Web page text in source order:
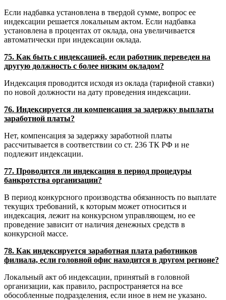
Если надбавка установлена в твердой сумме, вопрос ее
индексации решается локальным актом. Если надбавка
установлена в процентах от оклада, она увеличивается
автоматически при индексации оклада.
75. Как быть с индексацией, если работник переведен на
другую должность с более низким окладом?
Индексация проводится исходя из оклада (тарифной ставки)
по новой должности на дату проведения индексации.
76. Индексируется ли компенсация за задержку выплаты
заработной платы?
Нет, компенсация за задержку заработной платы
рассчитывается в соответствии со ст. 236 ТК РФ и не
подлежит индексации.
77. Проводится ли индексация в период процедуры
банкротства организации?
В период конкурсного производства обязанность по выплате
текущих требований, к которым может относиться и
индексация, лежит на конкурсном управляющем, но ее
проведение зависит от наличия денежных средств в
конкурсной массе.
78. Как индексируется заработная плата работников
филиала, если головной офис находится в другом регионе?
Локальный акт об индексации, принятый в головной
организации, как правило, распространяется на все
обособленные подразделения, если иное в нем не указано.